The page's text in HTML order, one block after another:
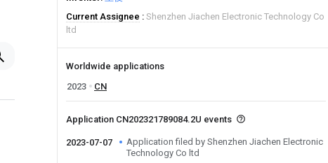
Current Assignee
Shenzhen Jiachen Electronic Technology Co
ltd
Worldwide applications
2023
CN
Application CN202321789084.2U events
2023-07-07
Application filed by Shenzhen Jiachen Electronic
Technology Co ltd